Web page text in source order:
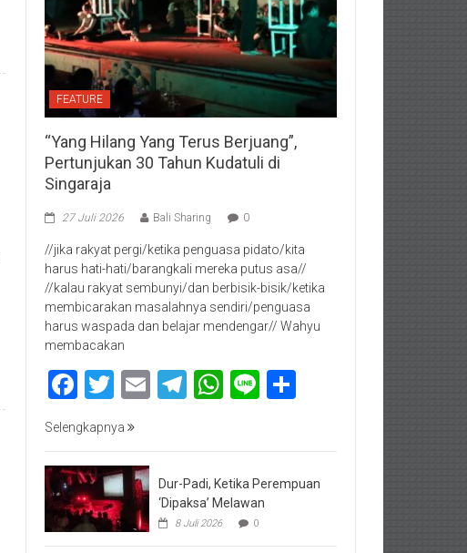
FEATURE
“Yang Hilang Yang Terus Berjuang”,
Pertunjukan 30 Tahun Kudatuli di
Singaraja
27 Juli 2026 Bali Sharing 0
//jika rakyat pergi/ketika penguasa pidato/kita
harus hati-hati/barangkali mereka putus asa//
//kalau rakyat sembunyi/dan berbisik-bisik/ketika
membicarakan masalahnya sendiri/penguasa
harus waspada dan belajar mendengar// Wahyu
membacakan
Facebook
Twitter
EmailTelegram
WhatsApp
Line
Selengkapnya
Dur-Padi, Ketika Perempuan
‘Dipaksa’ Melawan
8 Juli 2026 0